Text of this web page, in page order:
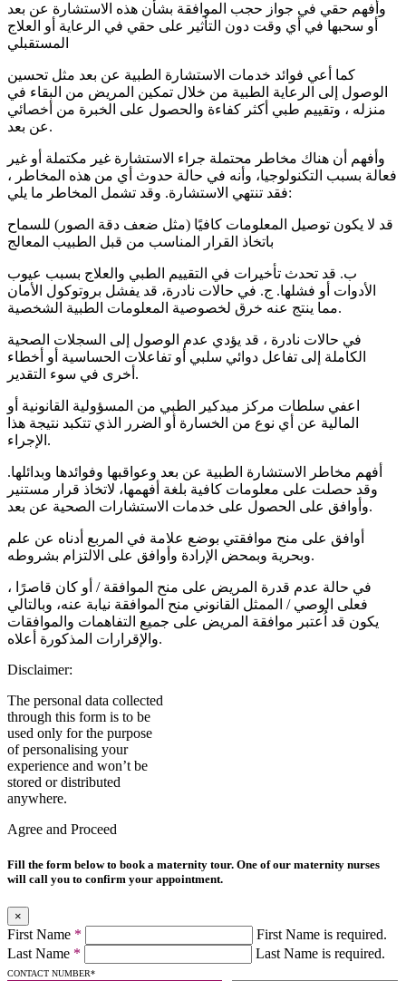
وأفهم حقي في جواز حجب الموافقة بشأن هذه الاستشارة عن بعد
أو سحبها في أي وقت دون التأثير على حقي في الرعاية أو العلاج
المستقبلي
كما أعي فوائد خدمات الاستشارة الطبية عن بعد مثل تحسين
الوصول إلى الرعاية الطبية من خلال تمكين المريض من البقاء في
منزله ، وتقييم طبي أكثر كفاءة والحصول على الخبرة من أخصائي
عن بعد.
وأفهم أن هناك مخاطر محتملة جراء الاستشارة غير مكتملة أو غير
فعالة بسبب التكنولوجيا، وأنه في حالة حدوث أي من هذه المخاطر ،
فقد تنتهي الاستشارة. وقد تشمل المخاطر ما يلي:
قد لا يكون توصيل المعلومات كافيًا (مثل ضعف دقة الصور) للسماح
باتخاذ القرار المناسب من قبل الطبيب المعالج
ب. قد تحدث تأخيرات في التقييم الطبي والعلاج بسبب عيوب
الأدوات أو فشلها. ج. في حالات نادرة، قد يفشل بروتوكول الأمان
مما ينتج عنه خرق لخصوصية المعلومات الطبية الشخصية.
في حالات نادرة ، قد يؤدي عدم الوصول إلى السجلات الصحية
الكاملة إلى تفاعل دوائي سلبي أو تفاعلات الحساسية أو أخطاء
أخرى في سوء التقدير.
اعفي سلطات مركز ميدكير الطبي من المسؤولية القانونية أو
المالية عن أي نوع من الخسارة أو الضرر الذي تتكبد نتيجة هذا
الإجراء.
أفهم مخاطر الاستشارة الطبية عن بعد وعواقبها وفوائدها وبدائلها.
وقد حصلت على معلومات كافية بلغة أفهمها، لاتخاذ قرار مستنير
وأوافق على الحصول على خدمات الاستشارات الصحية عن بعد.
أوافق على منح موافقتي بوضع علامة في المربع أدناه عن علم
وبحرية وبمحض الإرادة وأوافق على الالتزام بشروطه.
في حالة عدم قدرة المريض على منح الموافقة / أو كان قاصرًا ،
فعلى الوصي / الممثل القانوني منح الموافقة نيابة عنه، وبالتالي
يكون قد اُعتبر موافقة المريض على جميع التفاهمات والموافقات
والإقرارات المذكورة أعلاه.
Disclaimer:
The personal data collected
through this form is to be
used only for the purpose
of personalising your
experience and won’t be
stored or distributed
anywhere.
Agree and Proceed
Fill the form below to book a maternity tour. One of our maternity nurses
will call you to confirm your appointment.
×
First Name *
First Name is required.
Last Name * Last Name is required.
CONTACT NUMBER*